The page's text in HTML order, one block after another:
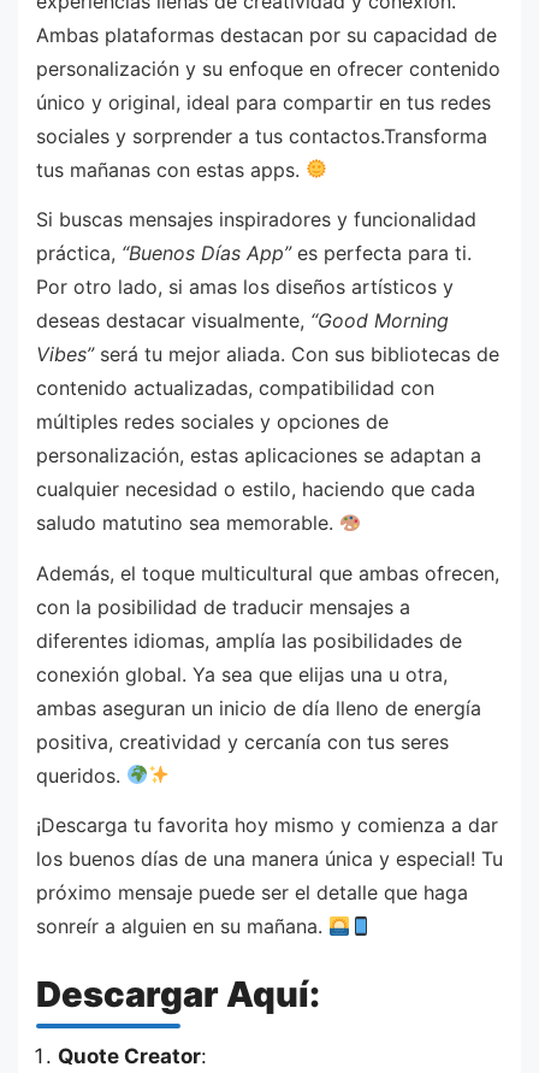
Ambas plataformas destacan por su capacidad de
personalización y su enfoque en ofrecer contenido
único y original, ideal para compartir en tus redes
sociales y sorprender a tus contactos.Transforma
tus mañanas con estas apps.
Si buscas mensajes inspiradores y funcionalidad
práctica, “Buenos Días App”es perfecta para ti.
Por otro lado, si amas los diseños artísticos y
deseas destacar visualmente, “Good Morning
Vibes”será tu mejor aliada. Con sus bibliotecas de
contenido actualizadas, compatibilidad con
múltiples redes sociales y opciones de
personalización, estas aplicaciones se adaptan a
cualquier necesidad o estilo, haciendo que cada
saludo matutino sea memorable.
Además, el toque multicultural que ambas ofrecen,
con la posibilidad de traducir mensajes a
diferentes idiomas, amplía las posibilidades de
conexión global. Ya sea que elijas una u otra,
ambas aseguran un inicio de día lleno de energía
positiva, creatividad y cercanía con tus seres
queridos.
¡Descarga tu favorita hoy mismo y comienza a dar
los buenos días de una manera única y especial! Tu
próximo mensaje puede ser el detalle que haga
sonreír a alguien en su mañana.
Descargar Aquí:
Quote Creator: